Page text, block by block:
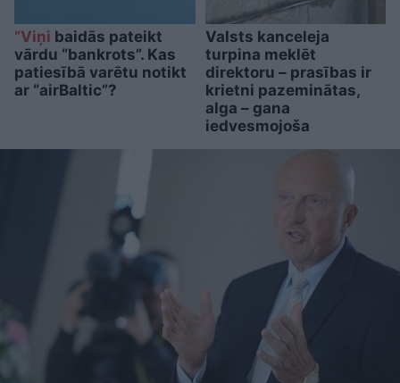
“Viņi baidās pateikt
vārdu “bankrots”. Kas
patiesībā varētu notikt
ar “airBaltic”?
Valsts kanceleja
turpina meklēt
direktoru – prasības ir
krietni pazeminātas,
alga – gana
iedvesmojoša